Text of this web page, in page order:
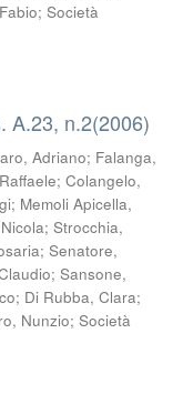
; Società
A.23, n.2(2006)
Adriano; Falanga,
; Colangelo,
; Memoli Apicella,
; Strocchia,
; Senatore,
; Sansone,
; Di Rubba, Clara;
Nunzio; Società